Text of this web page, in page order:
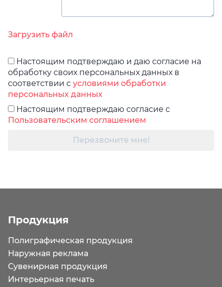
Загрузить файл
Настоящим подтверждаю и даю согласие на
обработку своих персональных данных в
соответствии с условиями обработки
персональных данных
Настоящим подтверждаю согласие с
Пользовательским соглашением
Перезвоните мне!
Продукция
Полиграфическая продукция
Наружная реклама
Сувенирная продукция
Интерьерная печать